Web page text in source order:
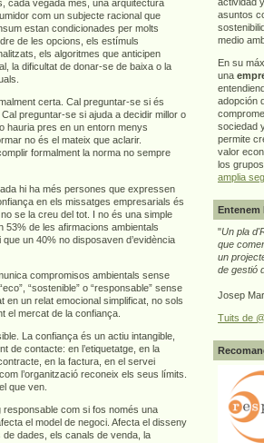
cada vegada més, una arquitectura
com un subjecte racional que
estan condicionades per molts
de les opcions, els estímuls
els algoritmes que anticipen
la dificultat de donar-se de baixa o la
certa. Cal preguntar-se si és
preguntar-se si ajuda a decidir millor o
hauria pres en un entorn menys
no és el mateix que aclarir.
formalment la norma no sempre
hi ha més persones que expressen
en els missatges empresarials és
se la creu del tot. I no és una simple
53% de les afirmacions ambientals
un 40% no disposaven d’evidència
compromisos ambientals sense
“sostenible” o “responsable” sense
un relat emocional simplificat, no sols
el mercat de la confiança.
La confiança és un actiu intangible,
de contacte: en l’etiquetatge, en la
en la factura, en el servei
l’organització reconeix els seus límits.
que ven.
com si fos només una
el model de negoci. Afecta el disseny
de dades, els canals de venda, la
asuntos
medio
En su
una
adopción
sociedad
permite
valor
los
amplia
Entenem
"Un pla
que
un
de gestió
Josep
Tuits de